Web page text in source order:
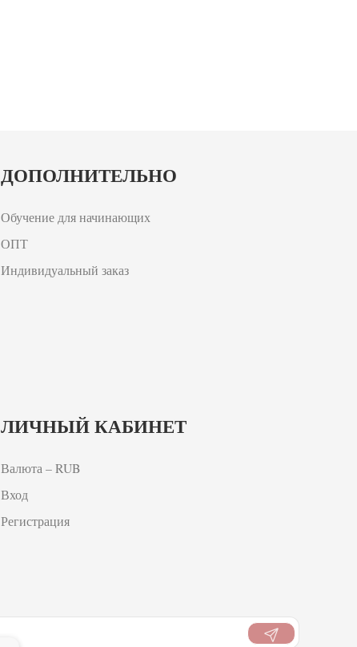
ДОПОЛНИТЕЛЬНО
Обучение для начинающих
ОПТ
Индивидуальный заказ
ЛИЧНЫЙ КАБИНЕТ
Валюта – RUB
Вход
Регистрация